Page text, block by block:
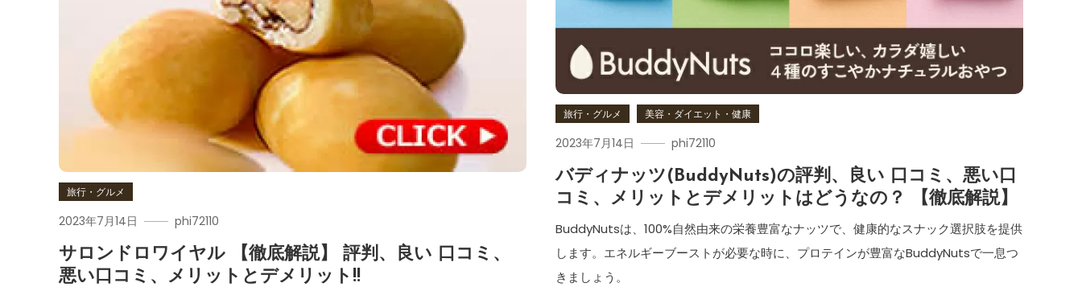
旅行・グルメ
2023年7月14日 phi72110
サロンドロワイヤル 【徹底解説】 評判、良い 口コミ、
悪い口コミ、メリットとデメリット!!
旅行・グルメ 美容・ダイエット・健康
2023年7月14日 phi72110
バディナッツ(BuddyNuts)の評判、良い 口コミ、悪い口
コミ、メリットとデメリットはどうなの？ 【徹底解説】
BuddyNutsは、100%自然由来の栄養豊富なナッツで、健康的なスナック選択肢を提供
します。エネルギーブーストが必要な時に、プロテインが豊富なBuddyNutsで一息つ
きましょう。